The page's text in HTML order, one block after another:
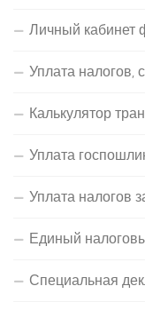
Личный кабинет
Уплата налогов,
Калькулятор
Уплата
Уплата налогов
Единый
Специальная